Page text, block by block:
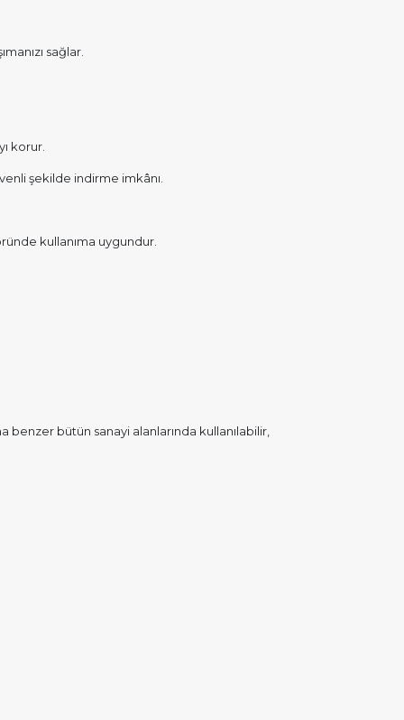
sağlar.
korur.
şekilde indirme imkânı.
kullanıma uygundur.
benzer bütün sanayi alanlarında kullanılabilir,